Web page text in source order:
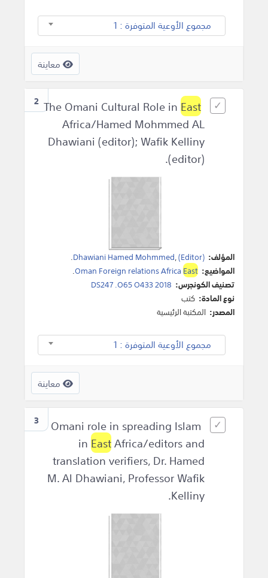
مجموع الأوعية المتوفرة : 1
معاينة
2
East
Africa/Hamed Mohmmed AL
Dhawiani (editor); Wafik Kelliny
(editor).
المؤلف: Dhawiani Hamed Mohmmed,(Editor)
.
المواضيع:
Oman Foreign relations AfricaEast
.
تصنيف الكونجرس: DS247 .O65 O433 2018
نوع المادة: كتب
المصدر: المكتبة الرئيسية
مجموع الأوعية المتوفرة : 1
معاينة
3
Omani role in spreading Islam
inEastAfrica‎/editors and
translation verifiers, Dr. Hamed
M. Al Dhawiani, Professor Wafik
Kelliny.